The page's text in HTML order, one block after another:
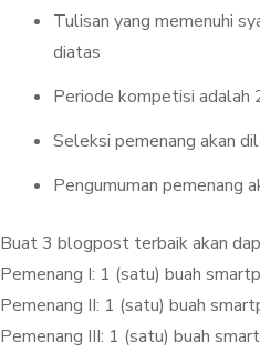
Tulisan yang memenuhi
diatas
Periode kompetisi
Seleksi pemenang akan
Pengumuman pemenang
Buat 3 blogpost terbaik akan
Pemenang I: 1 (satu) buah
Pemenang II: 1 (satu) buah
Pemenang III: 1 (satu) buah